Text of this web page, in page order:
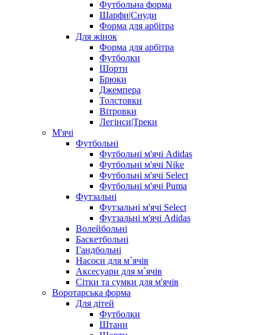
Футбольна форма
Шарфи|Снуди
Форма для арбітра
Для жінок
Форма для арбітра
Футболки
Шорти
Брюки
Джемпера
Толстовки
Вітровки
Легінси|Треки
М'ячі
Футбольні
Футбольні м'ячі Adidas
Футбольні м'ячі Nike
Футбольні м'ячі Select
Футбольні м'ячі Puma
Футзальні
Футзальні м'ячі Select
Футзальні м'ячі Adidas
Волейбольні
Баскетбольні
Гандбольні
Насоси для м`ячів
Аксесуари для м`ячів
Сітки та сумки для м'ячів
Воротарська форма
Для дітей
Футболки
Штани